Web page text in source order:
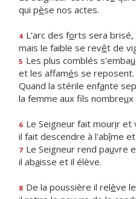
qui pèse nos actes.
4 L'arc des forts sera brisé,
mais le faible se revêt de
5 Les plus comblés s'embau
et les affamés se reposent.
Quand la stérile enfante
la femme aux fils nombreux
6 Le Seigneur fait mourir et
il fait descendre à l'abîme
7 Le Seigneur rend pauvre
il abaisse et il élève.
8 De la poussière il relève